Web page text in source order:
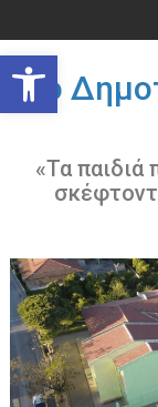
Ανοίξτε τη γραμμή εργαλείων
στο
περιεχόμενο
3ο
«Τα παιδιά